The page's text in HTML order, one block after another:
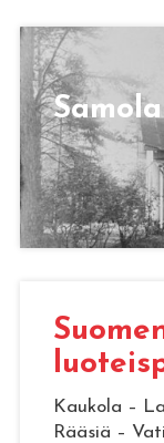
Samola
Kaukola –
Rääsiä –